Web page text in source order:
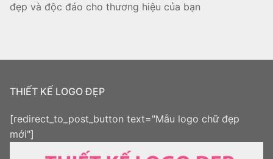
đẹp và độc đáo cho thương hiệu của bạn
THIẾT KẾ LOGO ĐẸP
[redirect_to_post_button text="Mẫu logo chữ đẹp
mới"]